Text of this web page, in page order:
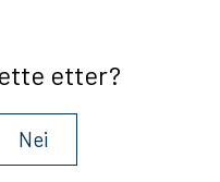
etter?
Nei